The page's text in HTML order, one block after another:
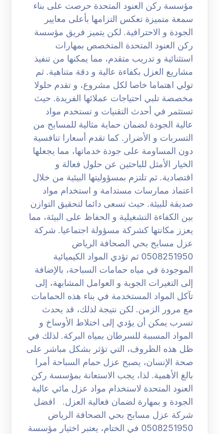
مؤسسة ركن العنود المتحدة حرصت على بناء
سمعة متميزة تعكس التزامها بأعلى معايير
الجودة و الاحترافية. لكن يتميز فريق مؤسسة
ركن العنود المتحدة المتخصص بمهارات
استثنائية و تدريب متقدم، مما يمكنها من تنفيذ
مشاريع العزل بكفاءة عالية و دقة متناهية. ثم
تولي اهتماما خاصا لكل مشروع، و تقدم حلولا
مخصصة تلبي احتياجات عملائها الفريدة. حيث
تستثمر في أحدث التقنيات و تستخدم مواد
عالية الجودة لضمان حماية مثالية للمسابح من
التسربات و الأضرار. كما تقدم أسعارا تنافسية
دون المساومة على جودة خدماتها، مما يجعلها
الخيار الأمثل للباحثين عن حلول فعالة و
اقتصادية. ثم تلتزم بمسؤوليتها البيئية من خلال
اعتماد ممارسات مستدامة و استخدام مواد
صديقة للبيئة. حيث تسعى دائما لتحقيق التوازن
بين الكفاءة التشغيلية و الحفاظ على البيئة، مما
يعزز مكانتها كشركة مسؤولة اجتماعيا. شركة
عزل مسابح بحي الصحافة الرياض
0508251950 ثم تؤدي المواد الكيميائية
الموجودة في مياه حمامات السباحة، بالإضافة
إلى التغيرات الجوية و العوامل المشابهة، إلى
تآكل المواد المستخدمة في بناء هذه الحمامات
مع مرور الزمن. لكن نتيجة لذلك، قد يحدث
تسرب يمكن أن يؤدي إلى اختلاط الأوساخ و
المواد المسببة للسرطان بمياه البركة. لذلك في
ظل هذه الظروف، التي تؤثر بشكل مباشر على
صحة الإنسان، يصبح عزل حمام السباحة أمرا
بالغ الأهمية. لذا، يجب الاستعانة بمؤسسة ركن
العنود المتحدة لاستخدام مواد عزل مائي عالية
الجودة و بمهارة لضمان فعالية العزل. افضل
شركة عزل مسابح بحي الصحافة الرياض
0508251950 في الختام، يعتبر اختيار مؤسسة